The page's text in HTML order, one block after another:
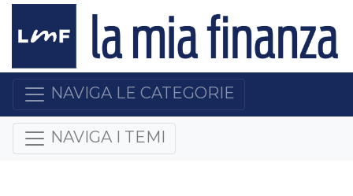
NAVIGA LE CATEGORIE
NAVIGA I TEMI